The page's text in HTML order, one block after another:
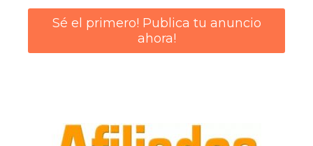
Sé el primero! Publica tu anuncio
ahora!